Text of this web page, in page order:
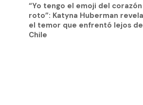
“Yo tengo el emoji del corazón
roto”: Katyna Huberman revela
el temor que enfrentó lejos de
Chile